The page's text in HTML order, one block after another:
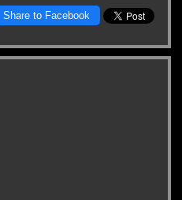
Share to Facebook